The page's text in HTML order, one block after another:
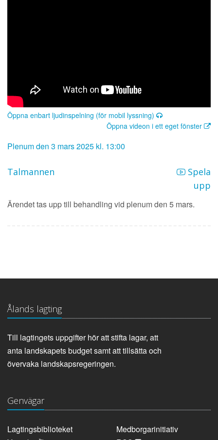
Öppna enbart ljudinspelning (för mobil lyssning)
Öppna videon i ett eget fönster
Plenum den 3 mars 2025 kl. 13:00
Talmannen
Spela
upp
Ärendet tas upp till behandling vid plenum den 5 mars.
Ålands lagting
Till lagtingets uppgifter hör att stifta lagar, att
anta landskapets budget samt att tillsätta och
övervaka landskapsregeringen.
Genvägar
Lagtingsbiblioteket
Medborgarinitiativ